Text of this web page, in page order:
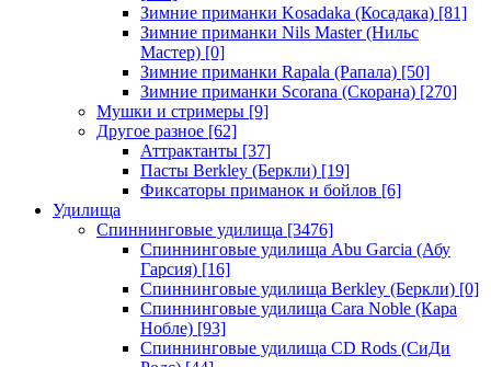
Зимние приманки Kosadaka (Косадака) [81]
Зимние приманки Nils Master (Нильс
Мастер) [0]
Зимние приманки Rapala (Рапала) [50]
Зимние приманки Scorana (Скорана) [270]
Мушки и стримеры [9]
Другое разное [62]
Аттрактанты [37]
Пасты Berkley (Беркли) [19]
Фиксаторы приманок и бойлов [6]
Удилища
Спиннинговые удилища [3476]
Спиннинговые удилища Abu Garcia (Абу
Гарсия) [16]
Спиннинговые удилища Berkley (Беркли) [0]
Спиннинговые удилища Cara Noble (Кара
Нобле) [93]
Спиннинговые удилища CD Rods (СиДи